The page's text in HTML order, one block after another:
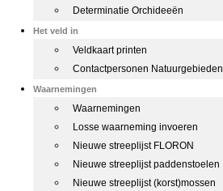
Determinatie Orchideeën
Het veld in
Veldkaart printen
Contactpersonen Natuurgebieden
Waarnemingen
Waarnemingen
Losse waarneming invoeren
Nieuwe streeplijst FLORON
Nieuwe streeplijst paddenstoelen
Nieuwe streeplijst (korst)mossen